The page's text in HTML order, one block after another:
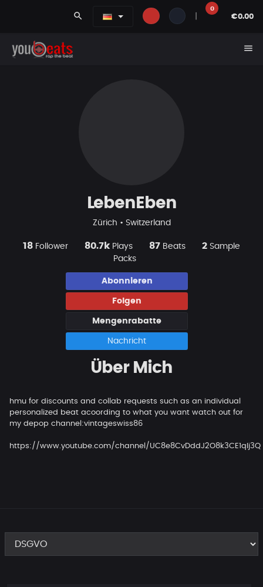
search
0
€0.00
menu
LebenEben
Zürich • Switzerland
18 Follower 80.7k Plays 87 Beats 2 Sample
Packs
Abonnieren
Folgen
Mengenrabatte
Nachricht
Über Mich
hmu for discounts and collab requests such as an individual
personalized beat acoording to what you want watch out for
my depop channel:vintageswiss86
https://www.youtube.com/channel/UC8e8CvDddJ2O8k3CE1qIj3Q